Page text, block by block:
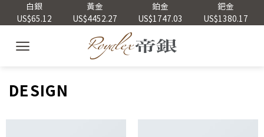
to
content
白銀
US$65.12
黃金
US$4452.27
鉑金
US$1747.03
鈀金
US$1380.17
DESIGN